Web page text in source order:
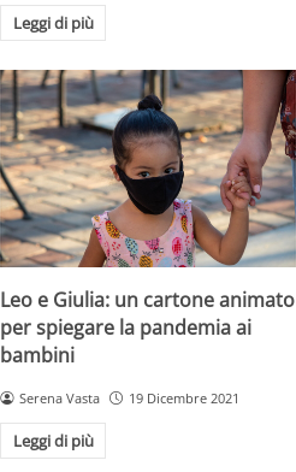
Leggi di più
Leo e Giulia: un cartone animato
per spiegare la pandemia ai
bambini
Serena Vasta 19 Dicembre 2021
Leggi di più